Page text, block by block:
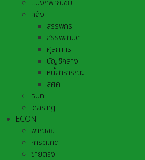
แบงก์พาณิชย์
คลัง
สรรพกร
สรรพสามิต
ศุลกากร
บัญชีกลาง
หนี้สาธารณะ
สศค.
ธปท.
leasing
ECON
พาณิชย์
การตลาด
ขายตรง